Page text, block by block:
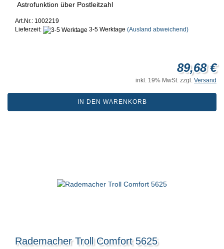
Astrofunktion über Postleitzahl
Art.Nr.: 1002219
Lieferzeit:
3-5 Werktage (Ausland abweichend)
89,68 €
inkl. 19% MwSt. zzgl. Versand
IN DEN WARENKORB
Rademacher Troll Comfort 5625